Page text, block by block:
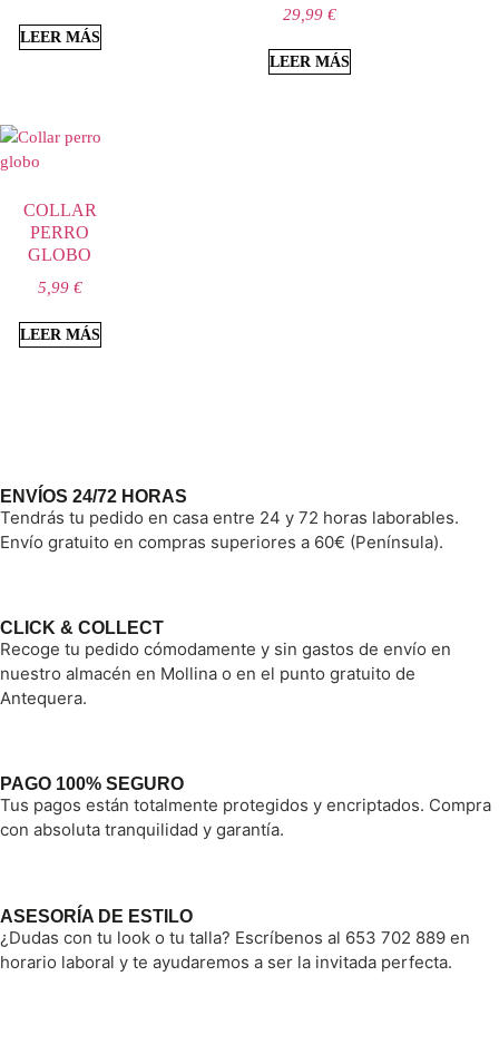
LEER MÁS
29,99 €
LEER MÁS
COLLAR
PERRO
GLOBO
5,99 €
LEER MÁS
ENVÍOS 24/72 HORAS
Tendrás tu pedido en casa entre 24 y 72 horas laborables.
Envío gratuito en compras superiores a 60€ (Península).
CLICK & COLLECT
Recoge tu pedido cómodamente y sin gastos de envío en
nuestro almacén en Mollina o en el punto gratuito de
Antequera.
PAGO 100% SEGURO
Tus pagos están totalmente protegidos y encriptados. Compra
con absoluta tranquilidad y garantía.
ASESORÍA DE ESTILO
¿Dudas con tu look o tu talla? Escríbenos al 653 702 889 en
horario laboral y te ayudaremos a ser la invitada perfecta.